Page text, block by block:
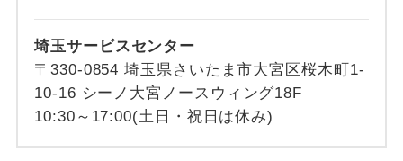
埼玉サービスセンター
〒330-0854 埼玉県さいたま市大宮区桜木町1-
10-16 シーノ大宮ノースウィング18F
10:30～17:00(土日・祝日は休み)